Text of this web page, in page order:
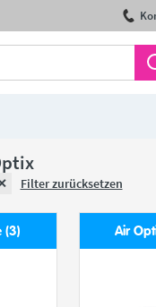
Filter zurücksetzen
(3) Air